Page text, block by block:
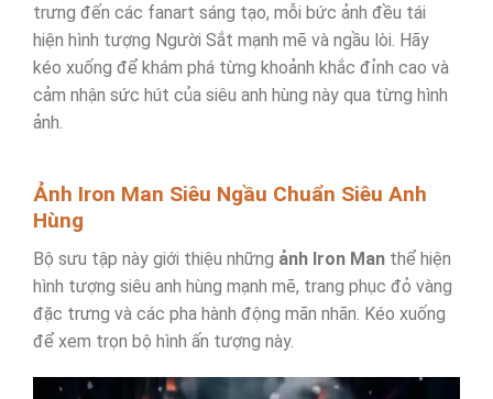
trưng đến các fanart sáng tạo, mỗi bức ảnh đều tái
hiện hình tượng Người Sắt mạnh mẽ và ngầu lòi. Hãy
kéo xuống để khám phá từng khoảnh khắc đỉnh cao và
cảm nhận sức hút của siêu anh hùng này qua từng hình
ảnh.
Ảnh Iron Man Siêu Ngầu Chuẩn Siêu Anh
Hùng
Bộ sưu tập này giới thiệu những ảnh Iron Manthể hiện
hình tượng siêu anh hùng mạnh mẽ, trang phục đỏ vàng
đặc trưng và các pha hành động mãn nhãn. Kéo xuống
để xem trọn bộ hình ấn tượng này.